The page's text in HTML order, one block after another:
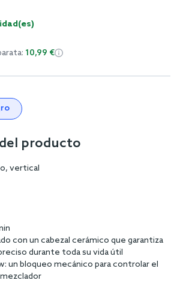
10,99 €
producto
vertical
con un cabezal cerámico que garantiza
durante toda su vida útil
un bloqueo mecánico para controlar el